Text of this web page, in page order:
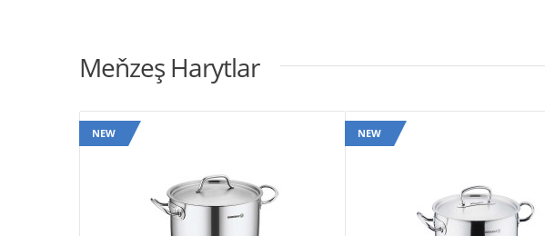
Meňzeş Harytlar
NEW NEW